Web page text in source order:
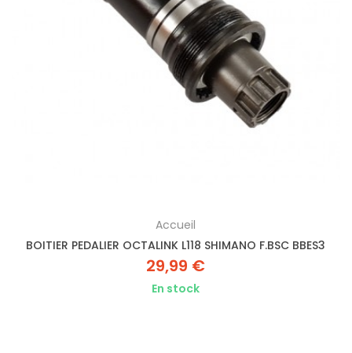
Accueil
BOITIER PEDALIER OCTALINK L118 SHIMANO F.BSC BBES3
29,99 €
En stock